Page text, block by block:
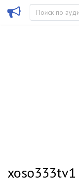
xoso333tv1